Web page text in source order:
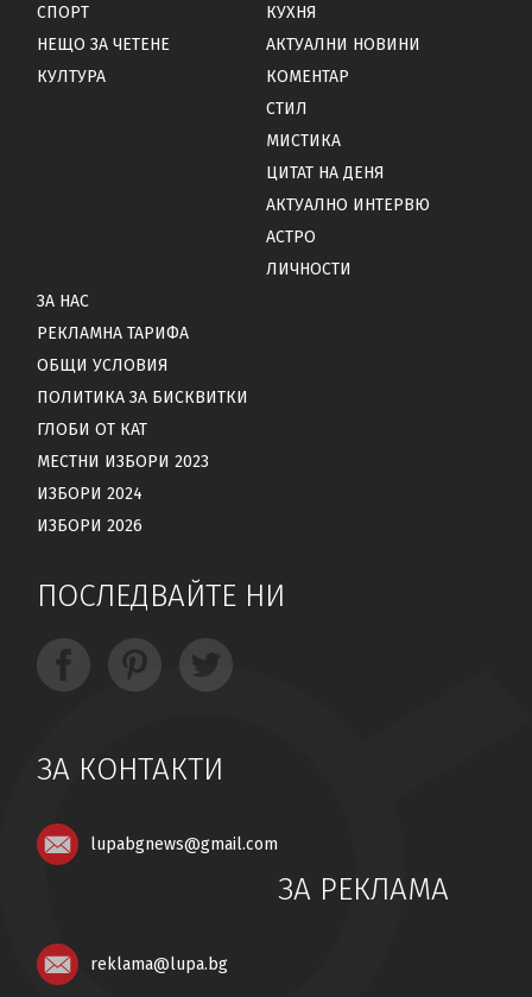
СПОРТ
НЕЩО ЗА ЧЕТЕНЕ
КУЛТУРА
КУХНЯ
АКТУАЛНИ НОВИНИ
КОМЕНТАР
СТИЛ
МИСТИКА
ЦИТАТ НА ДЕНЯ
АКТУАЛНО ИНТЕРВЮ
АСТРО
ЛИЧНОСТИ
ЗА НАС
РЕКЛАМНА ТАРИФА
ОБЩИ УСЛОВИЯ
ПОЛИТИКА ЗА БИСКВИТКИ
ГЛОБИ ОТ КАТ
МЕСТНИ ИЗБОРИ 2023
ИЗБОРИ 2024
ИЗБОРИ 2026
ПОСЛЕДВАЙТЕ НИ
ЗА КОНТАКТИ
lupabgnews@gmail.com
ЗА РЕКЛАМА
reklama@lupa.bg